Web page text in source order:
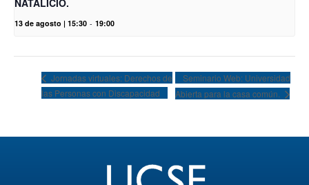
NATALICIO.
13 de agosto | 15:30 - 19:00
Jornadas virtuales: Derechos de
las Personas con Discapacidad
Seminario Web: Universidad
Abierta para la casa común.